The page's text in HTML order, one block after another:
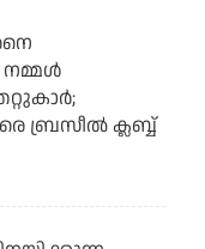
ബ്രസീല്‍ ക്ലബ്ബ്